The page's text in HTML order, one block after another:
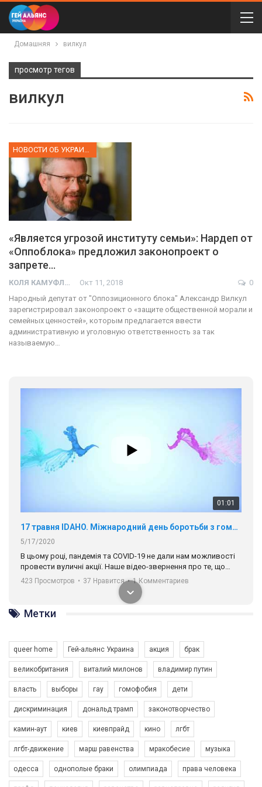
Домашняя вилкул
просмотр тегов
вилкул
«Является угрозой институту семьи»: Нардеп от
«Оппоблока» предложил законопроект о
запрете…
КОЛЯ КАМУФЛЯЖ Окт 11, 2018
0
Народный депутат от "Оппозиционного блока" Александр Вилкул
зарегистрировал законопроект о «защите общественной морали и
семейных ценностей», которым предлагается ввести
административную и уголовную ответственность за так
называемую…
01:01
17 травня IDAHO. Міжнародний день боротьби з гомофобією трансфобією і біфобія.
5/17/2020
В цьому році, пандемія та COVІD-19 не дали нам можливості
провести вуличні акції. Наше відео-звернення про те, що
навіть коли ми у різних містах та не можемо зустрінеться, ми
разом. Ми закликаємо всіх хто поділяє цінності рівності та
солідарності, приєднатися до нас. Регіональні підрозділи
ГАУ є в 16 областях України.
Разом наш голос лунає гучніше!
423 Просмотров • 37 Нравится • 1 Комментариев
Зупинимо насильство проти ЛГБТ в Україні! Stop violence against LGBT in Ukraine!
6/30/2017
Емоційний та вражаючий промо-ролік на конкурс PACT, який
Метки
queer home Гей-альянс Украина акция брак
великобритания виталий милонов владимир путин
власть выборы гау гомофобия дети
дискриминация дональд трамп законотворчество
камин-аут киев киевпрайд кино лгбт
лгбт-движение марш равенства мракобесие музыка
одесса однополые браки олимпиада права человека